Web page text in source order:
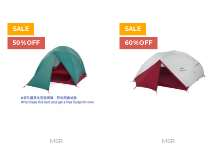
SALE
50%OFF
MSR
SALE
60%OFF
MSR